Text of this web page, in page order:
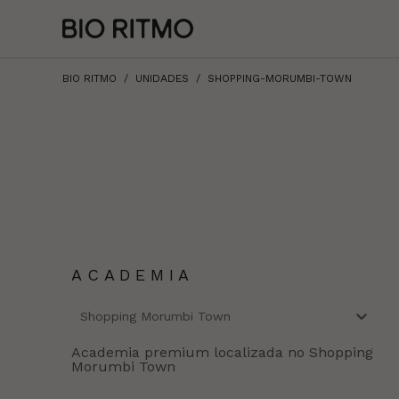
BIO RITMO UNIDADES SHOPPING-MORUMBI-TOWN
ACADEMIA
Shopping Morumbi Town
Academia premium localizada no Shopping
Morumbi Town